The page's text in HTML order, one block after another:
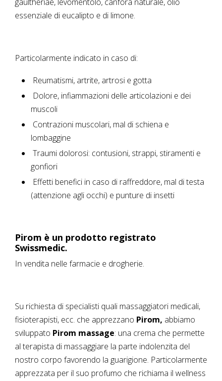
essenziale di eucalipto e di limone.
Particolarmente indicato in caso di:
Reumatismi, artrite, artrosi e gotta
Dolore, infiammazioni delle articolazioni e dei
muscoli
Contrazioni muscolari, mal di schiena e
lombaggine
Traumi dolorosi: contusioni, strappi, stiramenti e
gonfiori
Effetti benefici in caso di raffreddore, mal di testa
(attenzione agli occhi) e punture di insetti
Pirom è un prodotto registrato
Swissmedic.
In vendita nelle farmacie e drogherie.
Su richiesta di specialisti quali massaggiatori medicali,
fisioterapisti, ecc. che apprezzano Pirom, abbiamo
sviluppato Pirom massage: una crema che permette
al terapista di massaggiare la parte indolenzita del
nostro corpo favorendo la guarigione. Particolarmente
apprezzata per il suo profumo che richiama il wellness